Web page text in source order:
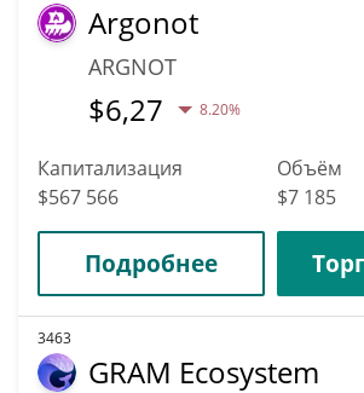
Argonot
ARGNOT
$6,27 8.20%
Капитализация
$567 566
Объём
$7 185
Подробнее
3463
GRAM Ecosystem